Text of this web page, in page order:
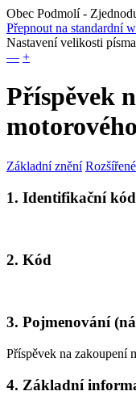
Obec Podmolí-
Přepnout na standardní
Nastavení velikosti písma
— +
Příspěvek
Základní znění
1. Identifikační kód
2. Kód
3. Pojmenování
Příspěvek na zakoupení
4. Základní